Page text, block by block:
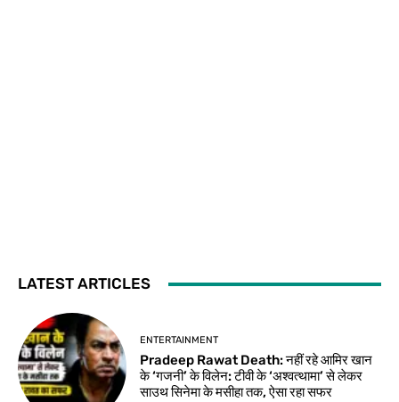
LATEST ARTICLES
ENTERTAINMENT
Pradeep Rawat Death: नहीं रहे आमिर खान
के ‘गजनी’ के विलेन: टीवी के ‘अश्वत्थामा’ से लेकर
साउथ सिनेमा के मसीहा तक, ऐसा रहा सफर